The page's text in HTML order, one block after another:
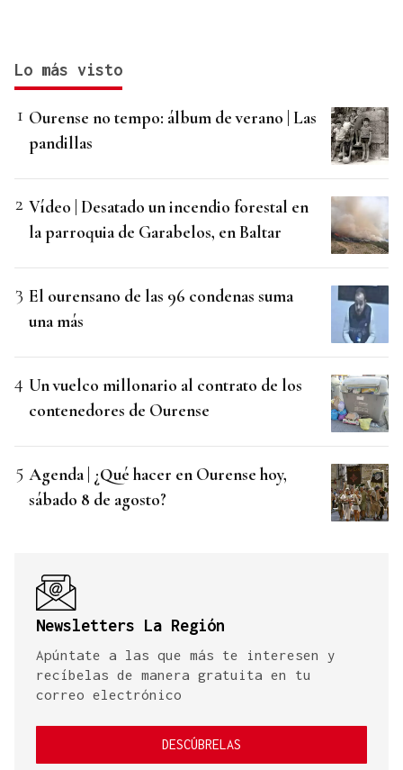
Lo más visto
Ourense no tempo: álbum de verano | Las
pandillas
Vídeo | Desatado un incendio forestal en
la parroquia de Garabelos, en Baltar
El ourensano de las 96 condenas suma
una más
Un vuelco millonario al contrato de los
contenedores de Ourense
Agenda | ¿Qué hacer en Ourense hoy,
sábado 8 de agosto?
Newsletters La Región
Apúntate a las que más te interesen y
recíbelas de manera gratuita en tu
correo electrónico
DESCÚBRELAS